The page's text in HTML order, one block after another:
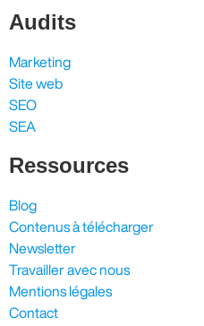
Audits
Marketing
Site web
SEO
SEA
Ressources
Blog
Contenus à télécharger
Newsletter
Travailler avec nous
Mentions légales
Contact